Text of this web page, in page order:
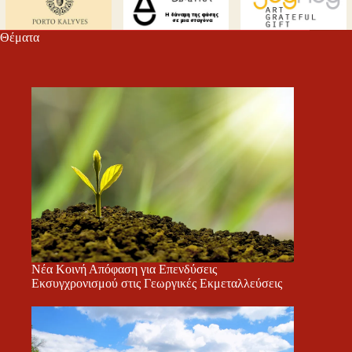
τε
Θέματα
Νέα Κοινή Απόφαση για Επενδύσεις
Εκσυγχρονισμού στις Γεωργικές Εκμεταλλεύσεις